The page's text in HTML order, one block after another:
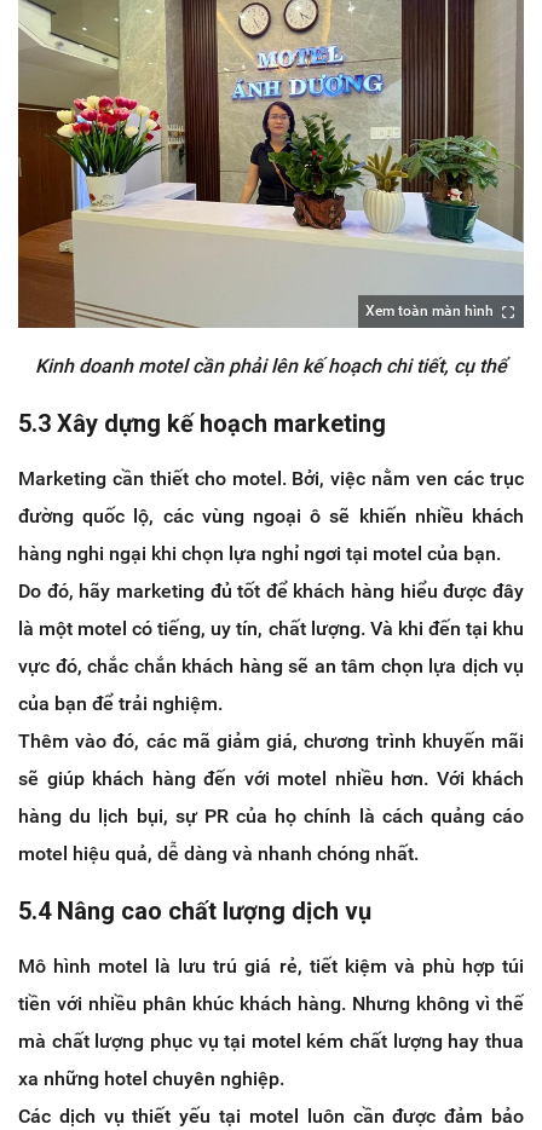
Xem toàn màn hình
Kinh doanh motel cần phải lên kế hoạch chi tiết, cụ thể
5.3 Xây dựng kế hoạch marketing
Marketing cần thiết cho motel. Bởi, việc nằm ven các trục
đường quốc lộ, các vùng ngoại ô sẽ khiến nhiều khách
hàng nghi ngại khi chọn lựa nghỉ ngơi tại motel của bạn.
Do đó, hãy marketing đủ tốt để khách hàng hiểu được đây
là một motel có tiếng, uy tín, chất lượng. Và khi đến tại khu
vực đó, chắc chắn khách hàng sẽ an tâm chọn lựa dịch vụ
của bạn để trải nghiệm.
Thêm vào đó, các mã giảm giá, chương trình khuyến mãi
sẽ giúp khách hàng đến với motel nhiều hơn. Với khách
hàng du lịch bụi, sự PR của họ chính là cách quảng cáo
motel hiệu quả, dễ dàng và nhanh chóng nhất.
5.4 Nâng cao chất lượng dịch vụ
Mô hình motel là lưu trú giá rẻ, tiết kiệm và phù hợp túi
tiền với nhiều phân khúc khách hàng. Nhưng không vì thế
mà chất lượng phục vụ tại motel kém chất lượng hay thua
xa những hotel chuyên nghiệp.
Các dịch vụ thiết yếu tại motel luôn cần được đảm bảo